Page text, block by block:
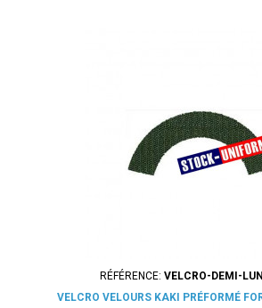
RÉFÉRENCE: VELCRO-DEMI-
VELCRO VELOURS KAKI PRÉFORMÉ